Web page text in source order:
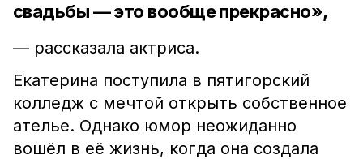
свадьбы — это вообще прекрасно»,
— рассказала актриса.
Екатерина поступила в пятигорский
колледж с мечтой открыть собственное
ателье. Однако юмор неожиданно
вошёл в её жизнь, когда она создала